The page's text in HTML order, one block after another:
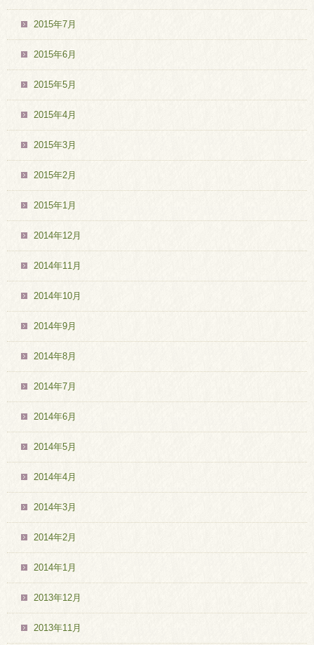
2015年7月
2015年6月
2015年5月
2015年4月
2015年3月
2015年2月
2015年1月
2014年12月
2014年11月
2014年10月
2014年9月
2014年8月
2014年7月
2014年6月
2014年5月
2014年4月
2014年3月
2014年2月
2014年1月
2013年12月
2013年11月